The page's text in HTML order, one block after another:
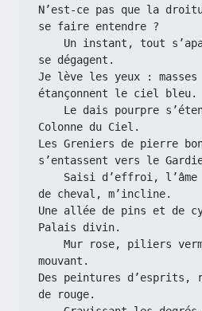
N’est-ce pas que la
se faire entendre ?
se dégagent.
Je lève les yeux : masses
étançonnent le ciel bleu.
Colonne du Ciel.
Les Greniers de pierre
s’entassent vers le
de cheval, m’incline.
Une allée de pins et de
Palais divin.
mouvant.
Des peintures d’esprits,
de rouge.